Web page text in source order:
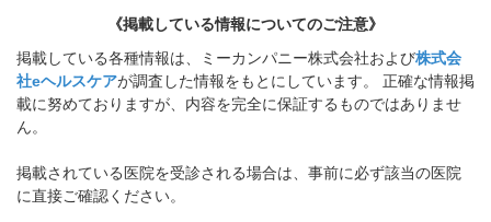
《掲載している情報についてのご注意》
掲載している各種情報は、ミーカンパニー株式会社および株式会
社eヘルスケアが調査した情報をもとにしています。 正確な情報掲
載に努めておりますが、内容を完全に保証するものではありませ
ん。
掲載されている医院を受診される場合は、事前に必ず該当の医院
に直接ご確認ください。